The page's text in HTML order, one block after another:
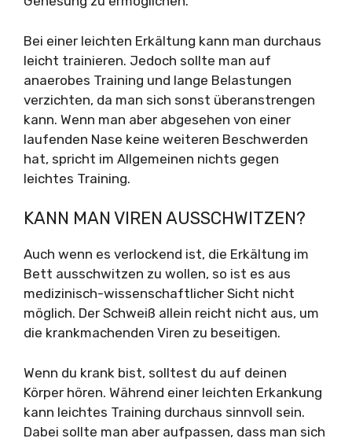
Bei einer leichten Erkältung kann man durchaus
leicht trainieren. Jedoch sollte man auf
anaerobes Training und lange Belastungen
verzichten, da man sich sonst überanstrengen
kann. Wenn man aber abgesehen von einer
laufenden Nase keine weiteren Beschwerden
hat, spricht im Allgemeinen nichts gegen
leichtes Training.
KANN MAN VIREN AUSSCHWITZEN?
Auch wenn es verlockend ist, die Erkältung im
Bett ausschwitzen zu wollen, so ist es aus
medizinisch-wissenschaftlicher Sicht nicht
möglich. Der Schweiß allein reicht nicht aus, um
die krankmachenden Viren zu beseitigen.
Wenn du krank bist, solltest du auf deinen
Körper hören. Während einer leichten Erkankung
kann leichtes Training durchaus sinnvoll sein.
Dabei sollte man aber aufpassen, dass man sich